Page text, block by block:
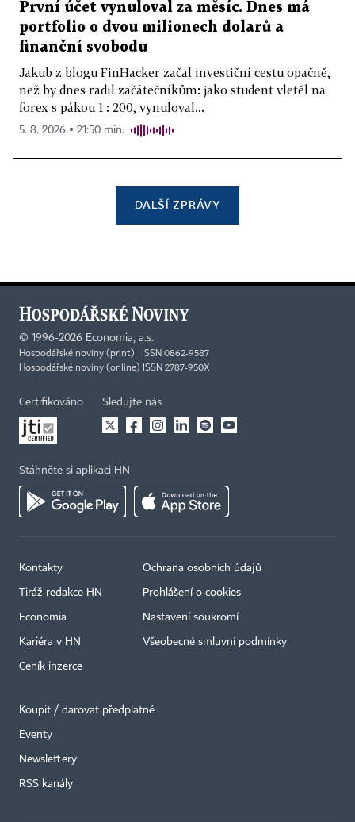
První účet vynuloval za měsíc. Dnes má
portfolio o dvou milionech dolarů a
finanční svobodu
Jakub z blogu FinHacker začal investiční cestu opačně,
než by dnes radil začátečníkům: jako student vletěl na
forex s pákou 1 : 200, vynuloval...
5. 8. 2026 ▪ 21:50 min.
DALŠÍ ZPRÁVY
© 1996-2026 Economia, a.s.
Hospodářské noviny (print) ISSN 0862-9587
Hospodářské noviny (online) ISSN 2787-950X
Certifikováno Sledujte nás
Stáhněte si aplikaci HN
Kontakty
Tiráž redakce HN
Economia
Kariéra v HN
Ceník inzerce
Ochrana osobních údajů
Prohlášení o cookies
Nastavení soukromí
Všeobecné smluvní podmínky
Koupit / darovat předplatné
Eventy
Newslettery
RSS kanály